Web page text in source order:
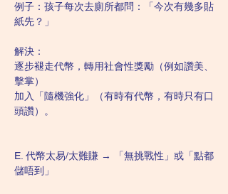
例子：孩子每次去廁所都問：「今次有幾多貼
紙先？」
解決：
逐步褪走代幣，轉用社會性獎勵（例如讚美、
擊掌）
加入「隨機強化」（有時有代幣，有時只有口
頭讚）。
E. 代幣太易/太難賺 → 「無挑戰性」或「點都
儲唔到」